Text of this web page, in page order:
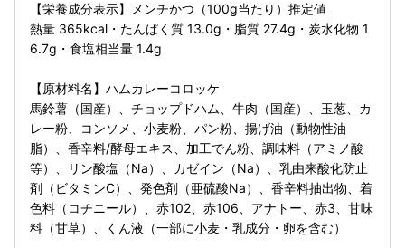
【栄養成分表示】メンチかつ（100g当たり）推定値
熱量 365kcal・たんぱく質 13.0g・脂質 27.4g・炭水化物 1
6.7g・食塩相当量 1.4g
【原材料名】ハムカレーコロッケ
馬鈴薯（国産）、チョップドハム、牛肉（国産）、玉葱、カ
レー粉、コンソメ、小麦粉、パン粉、揚げ油（動物性油
脂）、香辛料/酵母エキス、加工でん粉、調味料（アミノ酸
等）、リン酸塩（Na）、カゼイン（Na）、乳由来酸化防止
剤（ビタミンC）、発色剤（亜硫酸Na）、香辛料抽出物、着
色料（コチニール）、赤102、赤106、アナトー、赤3、甘味
料（甘草）、くん液（一部に小麦・乳成分・卵を含む）